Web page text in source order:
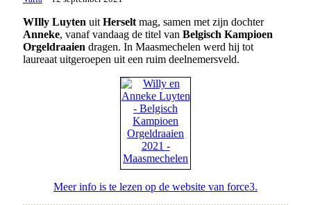
WIlly Luyten uit Herselt mag, samen met zijn dochter
Anneke, vanaf vandaag de titel van Belgisch Kampioen
Orgeldraaien dragen. In Maasmechelen werd hij tot
laureaat uitgeroepen uit een ruim deelnemersveld.
Meer info is te lezen op de website van force3.